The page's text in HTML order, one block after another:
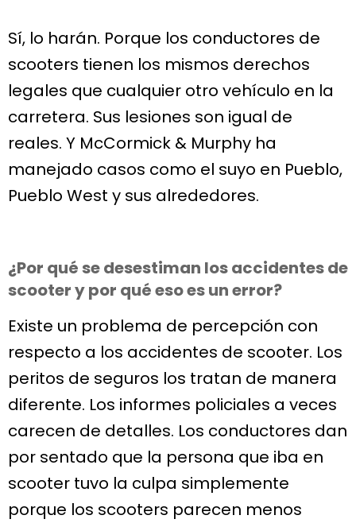
Sí, lo harán. Porque los conductores de
scooters tienen los mismos derechos
legales que cualquier otro vehículo en la
carretera. Sus lesiones son igual de
reales. Y McCormick & Murphy ha
manejado casos como el suyo en Pueblo,
Pueblo West y sus alrededores.
¿Por qué se desestiman los accidentes de
scooter y por qué eso es un error?
Existe un problema de percepción con
respecto a los accidentes de scooter. Los
peritos de seguros los tratan de manera
diferente. Los informes policiales a veces
carecen de detalles. Los conductores dan
por sentado que la persona que iba en
scooter tuvo la culpa simplemente
porque los scooters parecen menos